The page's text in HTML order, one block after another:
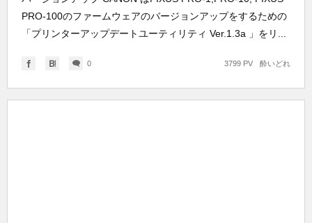
PRO-100のファームウェアのバージョンアップをするための
「プリンターアップデートユーティリティ Ver.1.3a 」をリ...
0 酔いどれ
3799 PV